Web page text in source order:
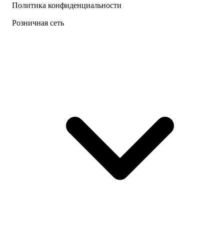
Политика конфиденциальности
Розничная сеть